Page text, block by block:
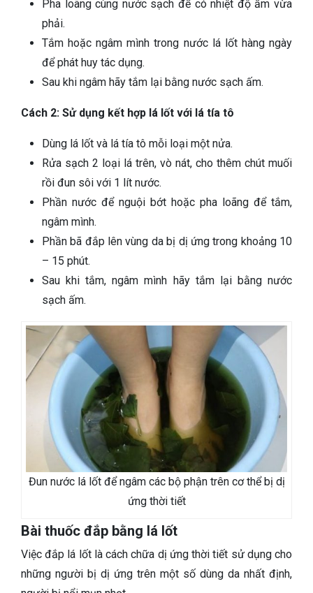
Pha loãng cùng nước sạch để có nhiệt độ ấm vừa
phải.
Tắm hoặc ngâm mình trong nước lá lốt hàng ngày
để phát huy tác dụng.
Sau khi ngâm hãy tắm lại bằng nước sạch ấm.
Cách 2: Sử dụng kết hợp lá lốt với lá tía tô
Dùng lá lốt và lá tía tô mỗi loại một nửa.
Rửa sạch 2 loại lá trên, vò nát, cho thêm chút muối
rồi đun sôi với 1 lít nước.
Phần nước để nguội bớt hoặc pha loãng để tắm,
ngâm mình.
Phần bã đắp lên vùng da bị dị ứng trong khoảng 10
– 15 phút.
Sau khi tắm, ngâm mình hãy tắm lại bằng nước
sạch ấm.
Đun nước lá lốt để ngâm các bộ phận trên cơ thể bị dị
ứng thời tiết
Bài thuốc đắp bằng lá lốt
Việc đắp lá lốt là cách chữa dị ứng thời tiết sử dụng cho
những người bị dị ứng trên một số dùng da nhất định,